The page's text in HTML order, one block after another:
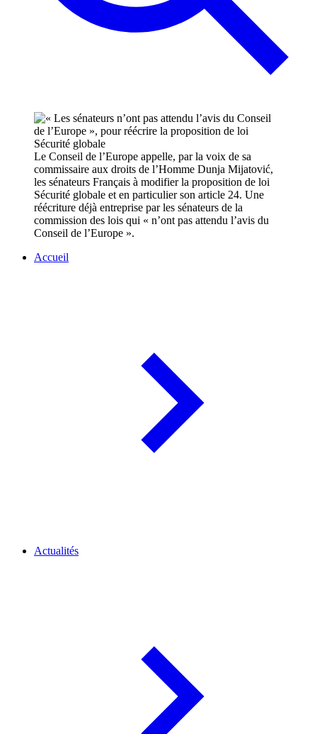
Le Conseil de l’Europe appelle, par la voix de sa
commissaire aux droits de l’Homme Dunja Mijatović,
les sénateurs Français à modifier la proposition de loi
Sécurité globale et en particulier son article 24. Une
réécriture déjà entreprise par les sénateurs de la
commission des lois qui « n’ont pas attendu l’avis du
Conseil de l’Europe ».
Accueil
Actualités